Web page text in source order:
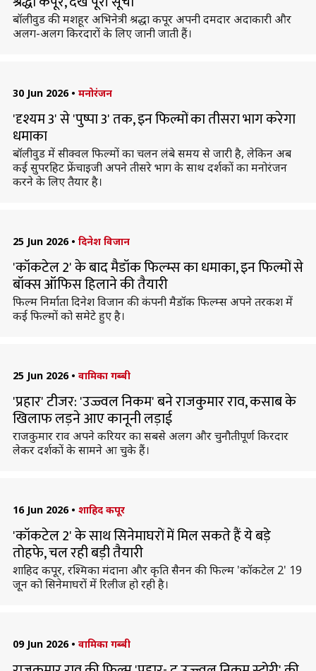
बॉलीवुड की मशहूर अभिनेत्री श्रद्धा कपूर अपनी दमदार अदाकारी और
अलग-अलग किरदारों के लिए जानी जाती हैं।
30 Jun 2026 • मनोरंजन
'दृश्यम 3' से 'पुष्पा 3' तक, इन फिल्मों का तीसरा भाग करेगा
धमाका
बॉलीवुड में सीक्वल फिल्मों का चलन लंबे समय से जारी है, लेकिन अब
कई सुपरहिट फ्रेंचाइजी अपने तीसरे भाग के साथ दर्शकों का मनोरंजन
करने के लिए तैयार है।
25 Jun 2026 • दिनेश विजान
'कॉकटेल 2' के बाद मैडॉक फिल्म्स का धमाका, इन फिल्मों से
बॉक्स ऑफिस हिलाने की तैयारी
फिल्म निर्माता दिनेश विजान की कंपनी मैडॉक फिल्म्स अपने तरकश में
कई फिल्मों को समेटे हुए है।
25 Jun 2026 • वामिका गब्बी
'प्रहार' टीजर: 'उज्ज्वल निकम' बने राजकुमार राव, कसाब के
खिलाफ लड़ने आए कानूनी लड़ाई
राजकुमार राव अपने करियर का सबसे अलग और चुनौतीपूर्ण किरदार
लेकर दर्शकों के सामने आ चुके हैं।
16 Jun 2026 • शाहिद कपूर
'कॉकटेल 2' के साथ सिनेमाघरों में मिल सकते हैं ये बड़े
तोहफे, चल रही बड़ी तैयारी
शाहिद कपूर, रश्मिका मंदाना और कृति सैनन की फिल्म 'कॉकटेल 2' 19
जून को सिनेमाघरों में रिलीज हो रही है।
09 Jun 2026 • वामिका गब्बी